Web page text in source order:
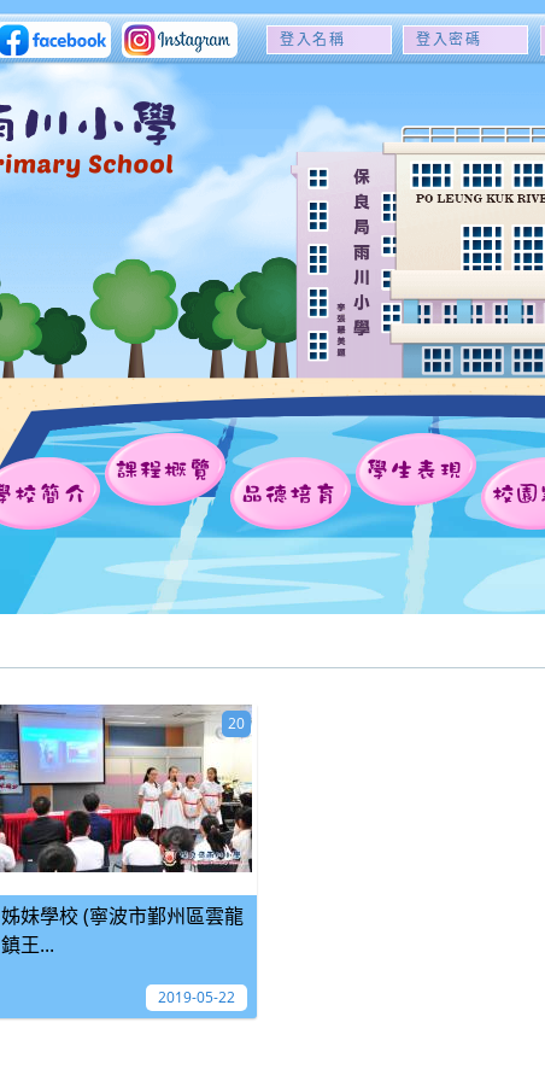
登
名
稱
登
密
碼
學校簡介
課程概覽
品德培育
學生表現
校
姊妹學校 (寧波市鄞州區雲龍
鎮王...
20
2019-05-22